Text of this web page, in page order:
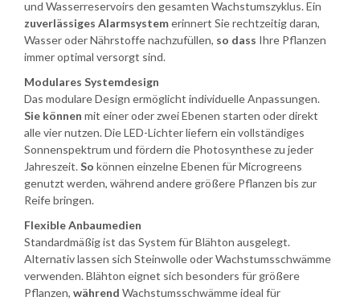
und Wasserreservoirs den gesamten Wachstumszyklus. Ein
zuverlässiges Alarmsystemerinnert Sie rechtzeitig daran,
Wasser oder Nährstoffe nachzufüllen, so dass Ihre Pflanzen
immer optimal versorgt sind.
Modulares Systemdesign
Das modulare Design ermöglicht individuelle Anpassungen.
Sie können mit einer oder zwei Ebenen starten oder direkt
alle vier nutzen. Die LED-Lichter liefern ein vollständiges
Sonnenspektrum und fördern die Photosynthese zu jeder
Jahreszeit.So können einzelne Ebenen für Microgreens
genutzt werden, während andere größere Pflanzen bis zur
Reife bringen.
Flexible Anbaumedien
Standardmäßig ist das System für Blähton ausgelegt.
Alternativ lassen sich Steinwolle oder Wachstumsschwämme
verwenden. Blähton eignet sich besonders für größere
Pflanzen, während Wachstumsschwämme ideal für